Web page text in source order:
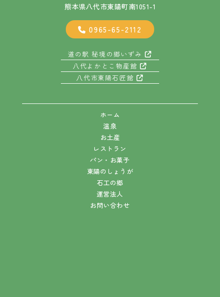
熊本県八代市東陽町南1051-1
0965-65-2112
道の駅 秘境の郷いずみ
八代よかとこ物産館
八代市東陽石匠館
ホーム
温泉
お土産
レストラン
パン・お菓子
東陽のしょうが
石工の郷
運営法人
お問い合わせ